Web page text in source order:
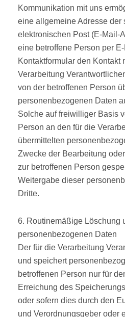
Kommunikation mit uns
eine allgemeine Adresse der
elektronischen Post (E-Mail-
eine betroffene Person per
Kontaktformular den Kontakt
Verarbeitung
von der betroffenen Person
personenbezogenen Daten
Solche auf freiwilliger Basis
Person an den für die
übermittelten
Zwecke der Bearbeitung
zur betroffenen Person
Weitergabe dieser
Dritte.
6. Routinemäßige Löschung
personenbezogenen Daten
Der für die Verarbeitung
und speichert
betroffenen Person nur für
Erreichung des
oder sofern dies durch den
und Verordnungsgeber oder